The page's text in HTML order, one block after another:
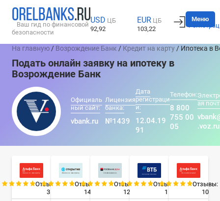
Ваш гид по финансовой
безопасности
USD ЦБ
92,92
EUR ЦБ
103,22
Вход
Меню
На главную / Возрождение Банк / Кредит на карту / Ипотека в
Подать онлайн заявку на ипотеку в
Возрождение Банк
Официаль
ный сайт:
vbank.ru
Лицензия
банка:
№1439
Дата
регистраци
и:
12.04.19
91
Телефон:
8 800
755 00
05
ая
.voz.ru
Отзывы:
3
Отзывы:
14
Отзывы:
12
Отзывы:
1
Отзывы:
10